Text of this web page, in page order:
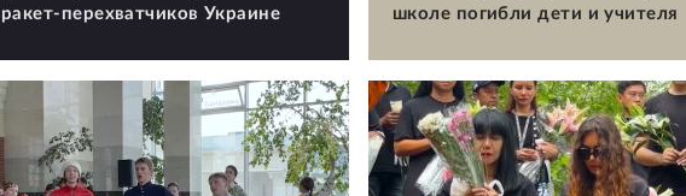
ракет-перехватчиков Украине
школе погибли дети и учителя